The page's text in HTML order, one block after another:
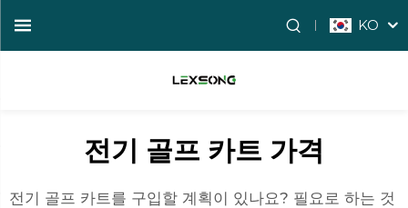
KO
전기 골프 카트 가격
전기 골프 카트를 구입할 계획이 있나요? 필요로 하는 것